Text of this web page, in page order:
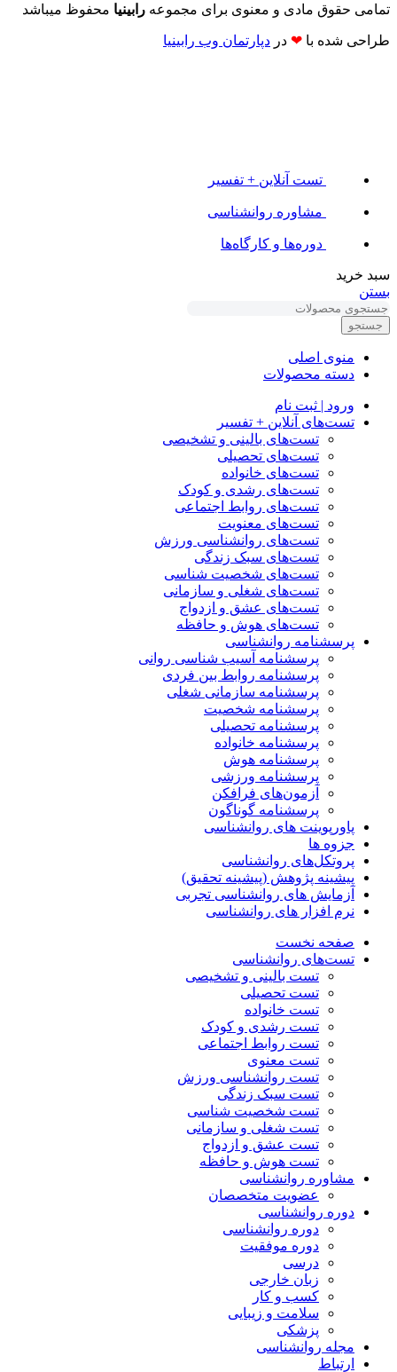
تمامی حقوق مادی و معنوی برای مجموعه رابینیا محفوظ میباشد
طراحی شده با ❤ در دپارتمان وب رابینیا​​
تست آنلاین + تفسیر
مشاوره روانشناسی
دوره‌ها و کارگاه‌ها
سبد خرید
بستن
جستجو
منوی اصلی
دسته محصولات
ورود | ثبت نام
تست‌های آنلاین + تفسیر
تست‌های بالینی و تشخیصی
تست‌های تحصیلی
تست‌های خانواده
تست‌های رشدی و کودک
تست‌های روابط اجتماعی
تست‌های معنویت
تست‌های روانشناسی ورزش
تست‌های سبک زندگی
تست‌های شخصیت شناسی
تست‌های شغلی و سازمانی
تست‌های عشق و ازدواج
تست‌های هوش و حافظه
پرسشنامه روانشناسی
پرسشنامه آسیب شناسی روانی
پرسشنامه روابط بین فردی
پرسشنامه سازمانی شغلی
پرسشنامه شخصیت
پرسشنامه تحصیلی
پرسشنامه خانواده
پرسشنامه هوش
پرسشنامه ورزشی
آزمون‌های فرافکن
پرسشنامه گوناگون
پاورپوینت های روانشناسی
جزوه ها
پروتکل‌های روانشناسی
پیشینه پژوهش (پیشینه تحقیق)
آزمایش های روانشناسی تجربی
نرم افزار های روانشناسی
صفحه نخست
تست‌های روانشناسی
تست بالینی و تشخیصی
تست تحصیلی
تست خانواده
تست رشدی و کودک
تست روابط اجتماعی
تست معنوی
تست روانشناسی ورزش
تست سبک زندگی
تست شخصیت شناسی
تست شغلی و سازمانی
تست عشق و ازدواج
تست هوش و حافظه
مشاوره روانشناسی
عضویت متخصصان
دوره روانشناسی
دوره روانشناسی
دوره موفقیت
درسی
زبان خارجی
کسب و کار
سلامت و زیبایی
پزشکی
مجله روانشناسی
ارتباط